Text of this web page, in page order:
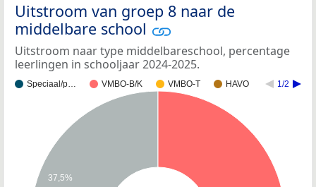
Uitstroom van groep 8 naar de
middelbare school
Uitstroom naar type middelbareschool, percentage
leerlingen in schooljaar 2024-2025.
Speciaal/p… VMBO-B/K VMBO-T HAVO 1/2
37,5%